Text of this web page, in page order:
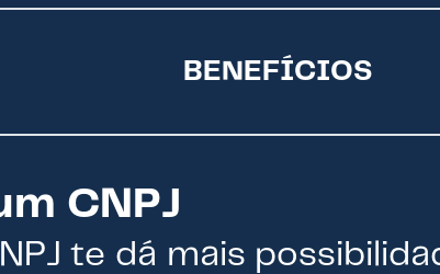
BENEFÍCIOS
CNPJ
te dá mais